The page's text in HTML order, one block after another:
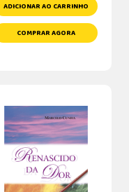
ADICIONAR AO CARRINHO
COMPRAR AGORA